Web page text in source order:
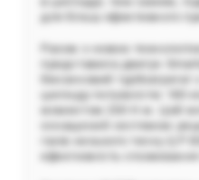
для більш ефективного
Разом з новою
представила двигун
бензиновий
циліндр потужністю 180
моментом 265 Н∙м. Цей
оснащений системою
газів низького тиску (LP
ефективність споживання